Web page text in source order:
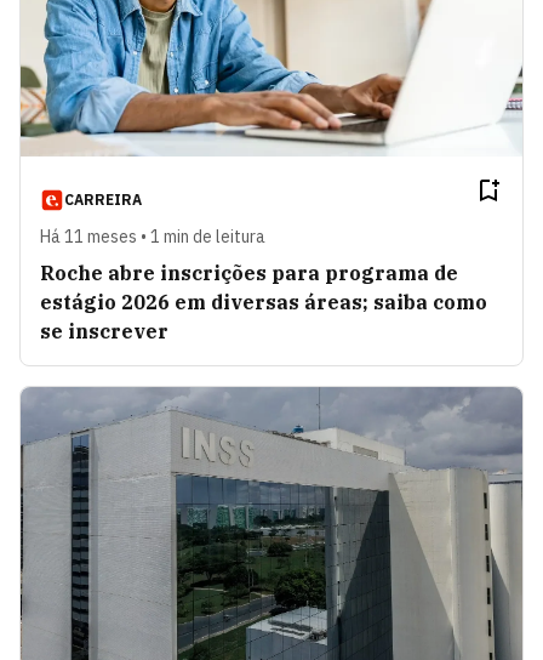
CARREIRA
Há 11 meses • 1 min de leitura
Roche abre inscrições para programa de
estágio 2026 em diversas áreas; saiba como
se inscrever